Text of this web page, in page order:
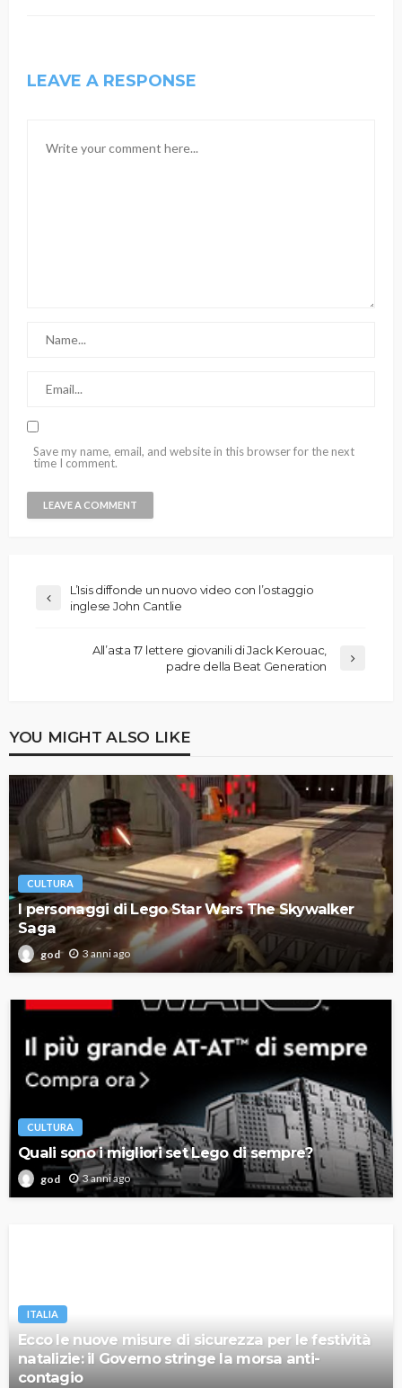
LEAVE A RESPONSE
Save my name, email, and website in this browser for the next
time I comment.
L’Isis diffonde un nuovo video con l’ostaggio
inglese John Cantlie
All’asta 17 lettere giovanili di Jack Kerouac,
padre della Beat Generation
YOU MIGHT ALSO LIKE
CULTURA
I personaggi di Lego Star Wars The Skywalker
Saga
god 3 anni ago
CULTURA
Quali sono i migliori set Lego di sempre?
god 3 anni ago
ITALIA
Ecco le nuove misure di sicurezza per le festività
natalizie: il Governo stringe la morsa anti-
contagio